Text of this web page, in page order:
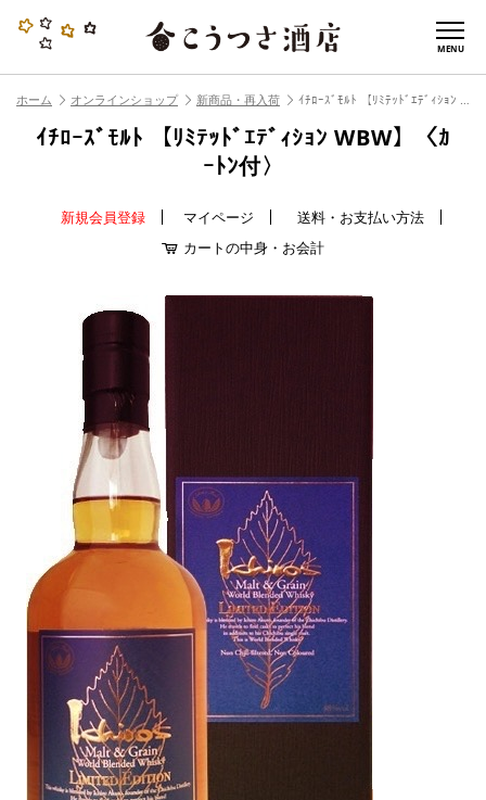
MENU
ホーム オンラインショップ 新商品・再入荷
ｲﾁﾛｰｽﾞﾓﾙﾄ 【ﾘﾐﾃｯﾄﾞｴﾃﾞｨｼｮﾝ WBW】〈ｶ
ｰﾄﾝ付〉
新規会員登録 マイページ
送料・お支払い方法
カートの中身・お会計